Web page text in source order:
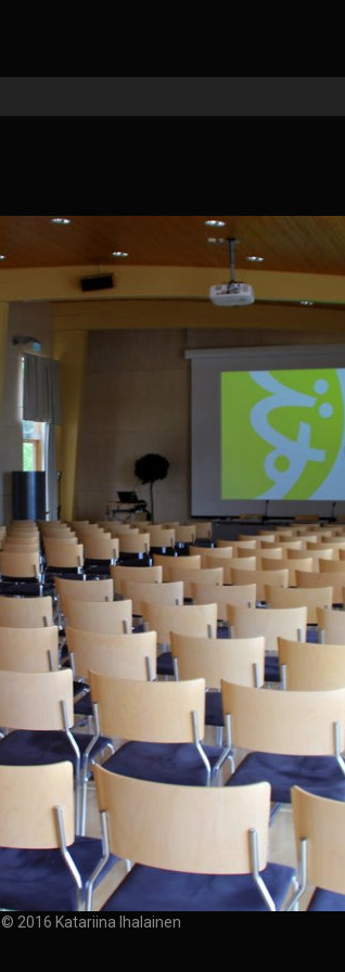
© 2016 Katariina Ihalainen